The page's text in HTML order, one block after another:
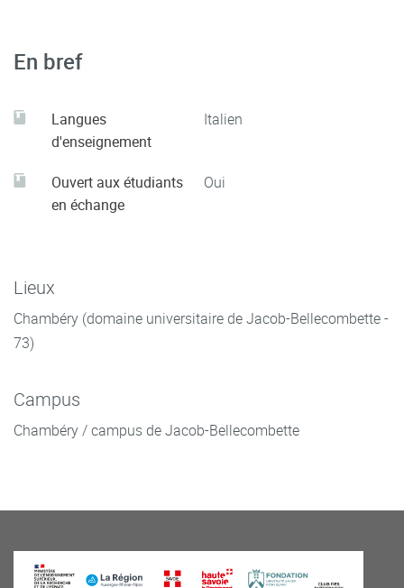
En bref
Langues
d'enseignement
Italien
Ouvert aux étudiants
en échange
Oui
Lieux
Chambéry (domaine universitaire de Jacob-Bellecombette -
73)
Campus
Chambéry / campus de Jacob-Bellecombette